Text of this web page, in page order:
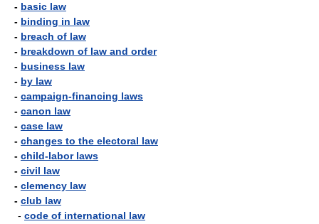
- basic law
- binding in law
- breach of law
- breakdown of law and order
- business law
- by law
- campaign-financing laws
- canon law
- case law
- changes to the electoral law
- child-labor laws
- civil law
- clemency law
- club law
- code of international law